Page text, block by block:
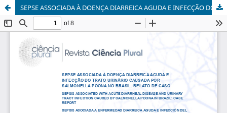
SEPSE ASSOCIADA À DOENÇA DIARREICA AGUDA E INFECÇÃO DO TRATO URINÁRIO CAUSADA POR SALMONELLA POONA NO BRASIL: RELATO DE CASO